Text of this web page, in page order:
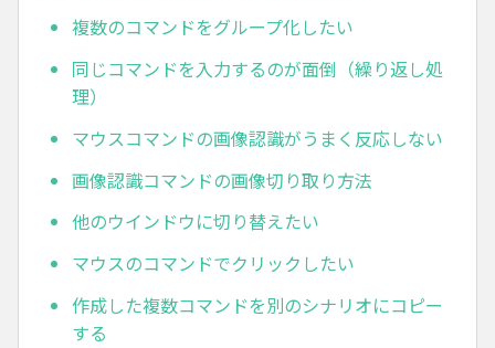
複数のコマンドをグループ化したい
同じコマンドを入力するのが面倒（繰り返し処
理）
マウスコマンドの画像認識がうまく反応しない
画像認識コマンドの画像切り取り方法
他のウインドウに切り替えたい
マウスのコマンドでクリックしたい
作成した複数コマンドを別のシナリオにコピー
する